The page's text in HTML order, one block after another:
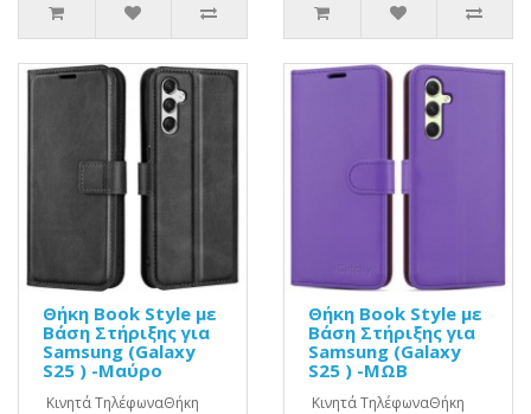
Θήκη Book Style με
Βάση Στήριξης για
Samsung (Galaxy
S25 ) -Μαύρο
Κινητά ΤηλέφωναΘήκη
Θήκη Book Style με
Βάση Στήριξης για
Samsung (Galaxy
S25 ) -ΜΩΒ
Κινητά ΤηλέφωναΘήκη